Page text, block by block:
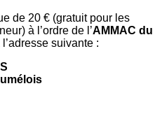
de 20 € (gratuit pour les
à l’ordre de l’AMMAC du
suivante :